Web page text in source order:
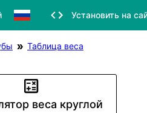
Установить на
Таблица веса
веса круглой